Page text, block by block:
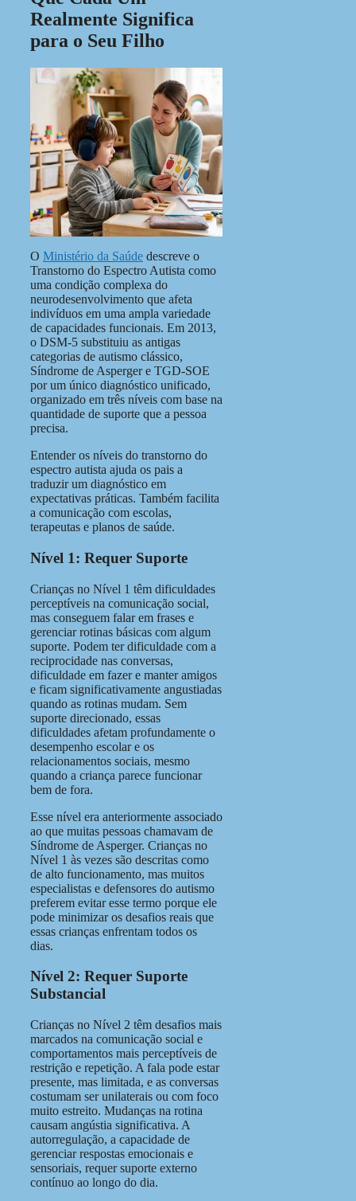
Realmente Significa
para o Seu Filho
O Ministério da Saúde descreve o
Transtorno do Espectro Autista como
uma condição complexa do
neurodesenvolvimento que afeta
indivíduos em uma ampla variedade
de capacidades funcionais. Em 2013,
o DSM-5 substituiu as antigas
categorias de autismo clássico,
Síndrome de Asperger e TGD-SOE
por um único diagnóstico unificado,
organizado em três níveis com base na
quantidade de suporte que a pessoa
precisa.
Entender os níveis do transtorno do
espectro autista ajuda os pais a
traduzir um diagnóstico em
expectativas práticas. Também facilita
a comunicação com escolas,
terapeutas e planos de saúde.
Nível 1: Requer Suporte
Crianças no Nível 1 têm dificuldades
perceptíveis na comunicação social,
mas conseguem falar em frases e
gerenciar rotinas básicas com algum
suporte. Podem ter dificuldade com a
reciprocidade nas conversas,
dificuldade em fazer e manter amigos
e ficam significativamente angustiadas
quando as rotinas mudam. Sem
suporte direcionado, essas
dificuldades afetam profundamente o
desempenho escolar e os
relacionamentos sociais, mesmo
quando a criança parece funcionar
bem de fora.
Esse nível era anteriormente associado
ao que muitas pessoas chamavam de
Síndrome de Asperger. Crianças no
Nível 1 às vezes são descritas como
de alto funcionamento, mas muitos
especialistas e defensores do autismo
preferem evitar esse termo porque ele
pode minimizar os desafios reais que
essas crianças enfrentam todos os
dias.
Nível 2: Requer Suporte
Substancial
Crianças no Nível 2 têm desafios mais
marcados na comunicação social e
comportamentos mais perceptíveis de
restrição e repetição. A fala pode estar
presente, mas limitada, e as conversas
costumam ser unilaterais ou com foco
muito estreito. Mudanças na rotina
causam angústia significativa. A
autorregulação, a capacidade de
gerenciar respostas emocionais e
sensoriais, requer suporte externo
contínuo ao longo do dia.